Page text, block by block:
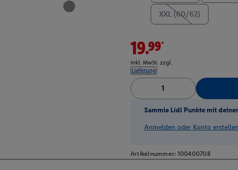
XXL (60/62)
19.99*
inkl. MwSt. zzgl.
Lieferung
Sammle Lidl Punkte mit
Anmelden oder Konto
Artikelnummer: 100400708